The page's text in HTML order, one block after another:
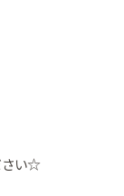
さい☆